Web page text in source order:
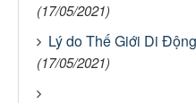
(17/05/2021)
Lý do Thế Giới Di
(17/05/2021)